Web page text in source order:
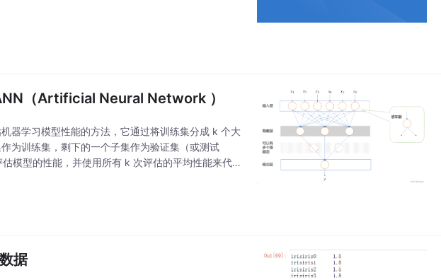
（Artificial Neural Network ）
器学习模型性能的方法，它通过将训练集分成 k 个大
为训练集，剩下的一个子集作为验证集（或测试
模型的性能，并使用所有 k 次评估的平均性能来代表
据